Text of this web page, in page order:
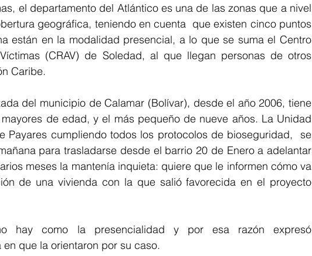
el departamento del Atlántico es una de las zonas que a nivel
geográfica, teniendo en cuenta  que existen cinco puntos
están en la modalidad presencial, a lo que se suma el Centro
(CRAV) de Soledad, al que llegan personas de otros
Caribe.
del municipio de Calamar (Bolívar), desde el año 2006, tiene
de edad, y el más pequeño de nueve años. La Unidad
Payares cumpliendo todos los protocolos de bioseguridad,  se
para trasladarse desde el barrio 20 de Enero a adelantar
meses la mantenía inquieta: quiere que le informen cómo va
de una vivienda con la que salió favorecida en el proyecto
hay como la presencialidad y por esa razón expresó
que la orientaron por su caso.